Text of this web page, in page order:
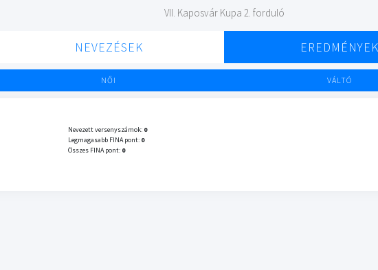
VII. Kaposvár Kupa 2. forduló
NEVEZÉSEK EREDMÉNYEK
NŐI VÁLTÓ
Nevezett versenyszámok: 0
Legmagasabb FINA pont: 0
Összes FINA pont: 0